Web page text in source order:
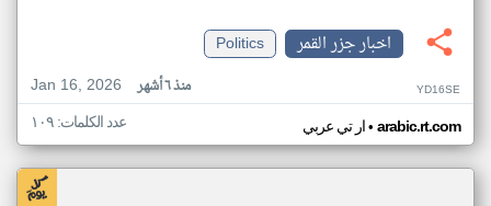
اخبار جزر القمر
Politics
Jan 16, 2026
منذ ٦ أشهر YD16SE
ار تي عربي• arabic.rt.com عدد الكلمات: ١٠٩